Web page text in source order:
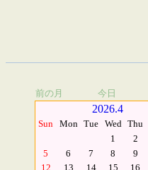
前の月 今日
2026.4
Sun Mon Tue Wed Thu
1
2
5
6 7 8 9
12
13 14 15 16